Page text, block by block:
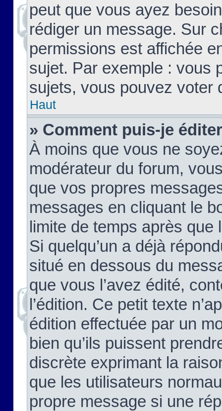
peut que vous ayez
rédiger un message. Sur
permissions est affichée
sujet. Par exemple : vous
sujets, vous pouvez voter
Haut
» Comment puis-je
À moins que vous ne
modérateur du forum,
que vos propres
messages en cliquant le
limite de temps après que
Si quelqu’un a déjà
situé en dessous du
que vous l’avez édité,
l’édition. Ce petit texte
édition effectuée par un
bien qu’ils puissent
discrète exprimant la
que les utilisateurs
propre message si une